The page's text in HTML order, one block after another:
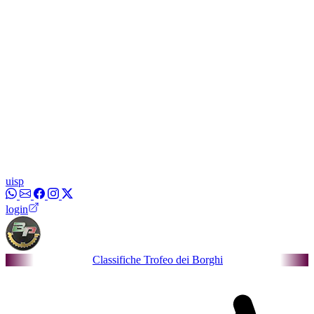
uisp
login
Classifiche Trofeo dei Borghi